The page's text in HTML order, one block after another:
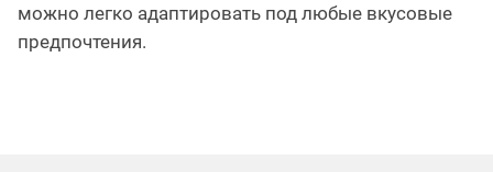
можно легко адаптировать под любые вкусовые
предпочтения.